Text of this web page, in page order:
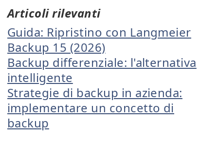
Articoli rilevanti
Guida: Ripristino con Langmeier
Backup 15 (2026)
Backup differenziale: l'alternativa
intelligente
Strategie di backup in azienda:
implementare un concetto di
backup